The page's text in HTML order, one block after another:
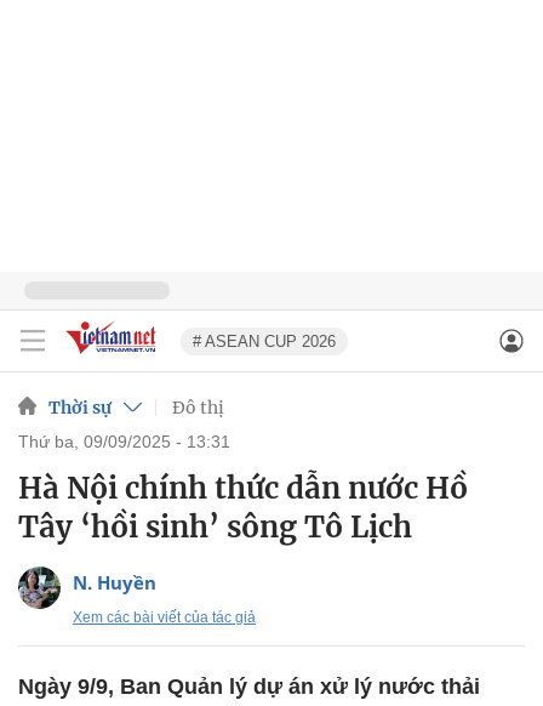
# ASEAN CUP 2026
Thời sự Đô thị
thứ ba, 09/09/2025 - 13:31
Hà Nội chính thức dẫn nước Hồ
Tây ‘hồi sinh’ sông Tô Lịch
N. Huyền
Xem các bài viết của tác giả
Ngày 9/9, Ban Quản lý dự án xử lý nước thải